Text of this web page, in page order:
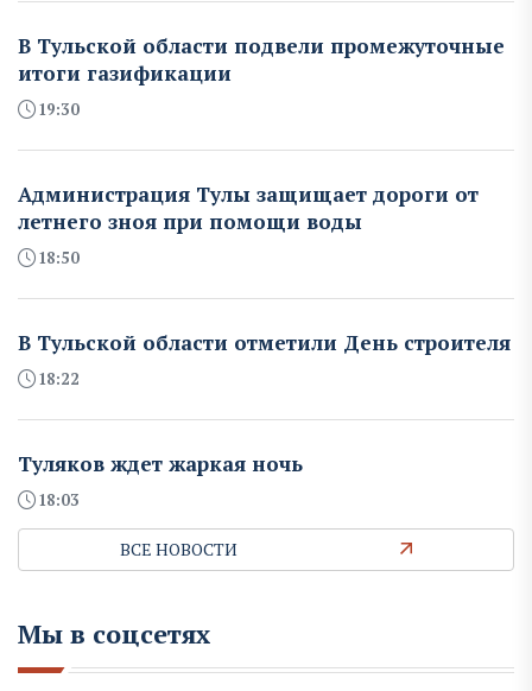
В Тульской области подвели промежуточные
итоги газификации
19:30
Администрация Тулы защищает дороги от
летнего зноя при помощи воды
18:50
В Тульской области отметили День строителя
18:22
Туляков ждет жаркая ночь
18:03
ВСЕ НОВОСТИ
Мы в соцсетях